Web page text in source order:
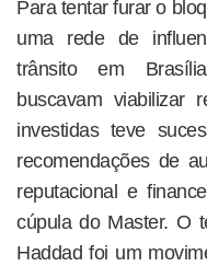
Para tentar furar o
uma rede de
trânsito em
buscavam viabilizar
investidas teve
recomendações de
reputacional e
cúpula do Master. O
Haddad foi um